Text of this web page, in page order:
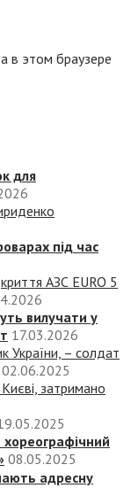
в этом браузере
для
під час
АЗС EURO 5
вилучати у
17.03.2026
України, – солдат
02.06.2025
затримано
08.05.2025
адресну